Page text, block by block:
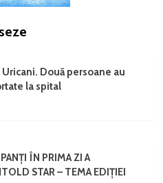
Două persoane au
la spital
ÎN PRIMA ZI A
STAR – TEMA EDIȚIEI